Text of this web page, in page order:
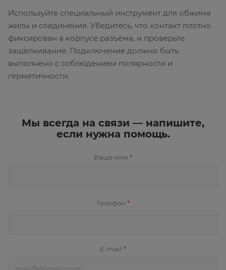
Используйте специальный инструмент для обжима
жилы и соединения. Убедитесь, что контакт плотно
фиксирован в корпусе разъёма, и проверьте
защёлкивание. Подключение должно быть
выполнено с соблюдением полярности и
герметичности.
Мы всегда на связи — напишите,
если нужна помощь.
Ваше имя *
Телефон *
E-mail *